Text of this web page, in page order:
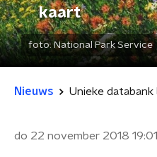
kaart
foto:National Park Service
Nieuws
do 22 november 2018 19:01